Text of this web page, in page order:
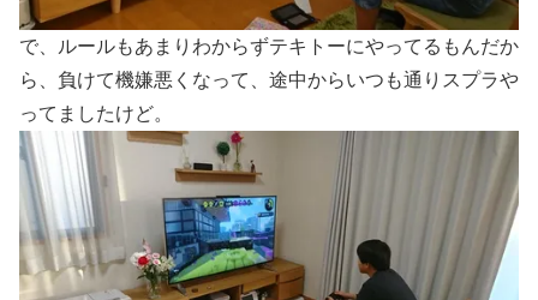
で、ルールもあまりわからずテキトーにやってるもんだか
ら、負けて機嫌悪くなって、途中からいつも通りスプラや
ってましたけど。